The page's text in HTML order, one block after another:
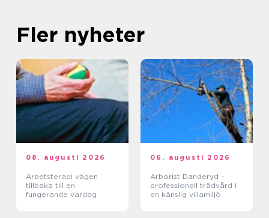
Fler nyheter
08. augusti 2026
Arbetsterapi vägen
tillbaka till en
fungerande vardag
06. augusti 2026
Arborist Danderyd –
professionell trädvård i
en känslig villamiljö